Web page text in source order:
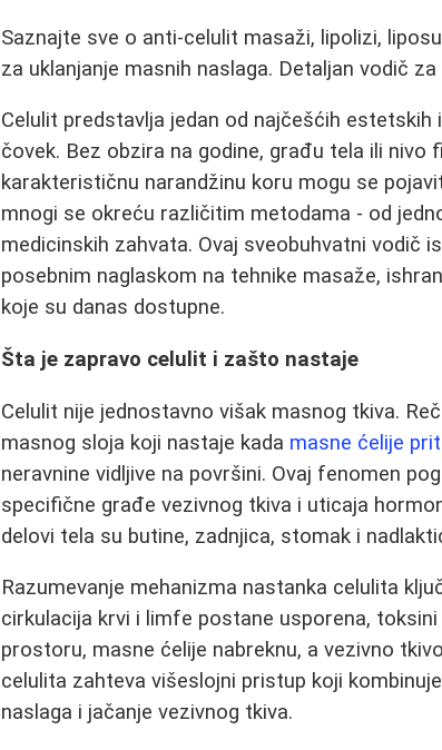
Saznajte sve o anti-celulit masaži, lipolizi,
za uklanjanje masnih naslaga. Detaljan vodič
Celulit predstavlja jedan od najčešćih
čovek. Bez obzira na godine, građu tela ili
karakterističnu narandžinu koru mogu se
mnogi se okreću različitim metodama - od
medicinskih zahvata. Ovaj sveobuhvatni vodič
posebnim naglaskom na tehnike masaže,
koje su danas dostupne.
Šta je zapravo celulit i zašto nastaje
Celulit nije jednostavno višak masnog tkiva.
masnog sloja koji nastaje kada masne ćelije
neravnine vidljive na površini. Ovaj fenomen
specifične građe vezivnog tkiva i uticaja
delovi tela su butine, zadnjica, stomak i
Razumevanje mehanizma nastanka celulita
cirkulacija krvi i limfe postane usporena,
prostoru, masne ćelije nabreknu, a vezivno
celulita zahteva višeslojni pristup koji
naslaga i jačanje vezivnog tkiva.